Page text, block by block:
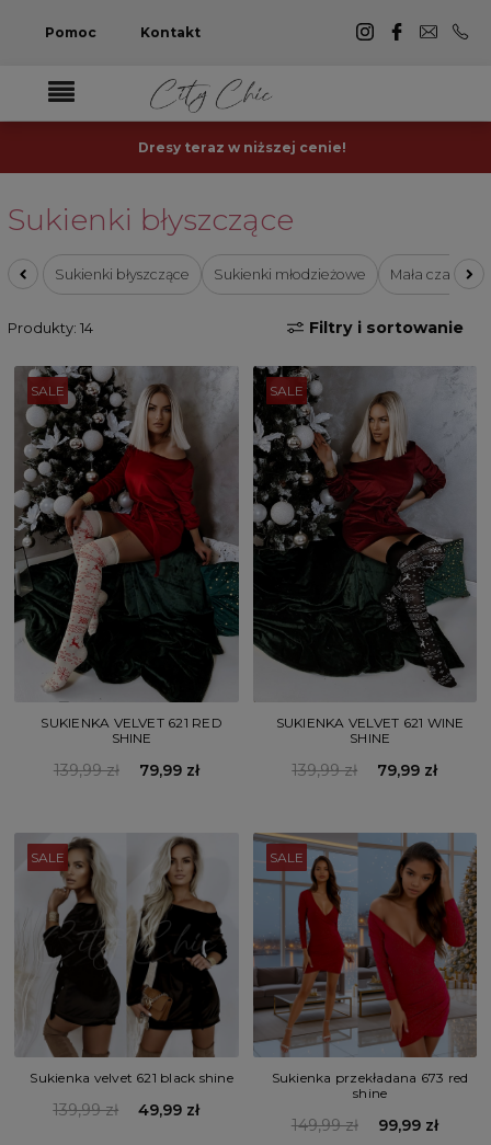
Pomoc Kontakt
Dresy teraz w niższej cenie!
Sukienki błyszczące
Sukienki błyszczące Sukienki młodzieżowe Mała czarna
Produkty: 14 Filtry i sortowanie
SALE
SUKIENKA VELVET 621 RED
SHINE
139,99 zł 79,99 zł
SALE
SUKIENKA VELVET 621 WINE
SHINE
139,99 zł 79,99 zł
SALE
Sukienka velvet 621 black shine
139,99 zł 49,99 zł
SALE
Sukienka przekładana 673 red
shine
149,99 zł 99,99 zł